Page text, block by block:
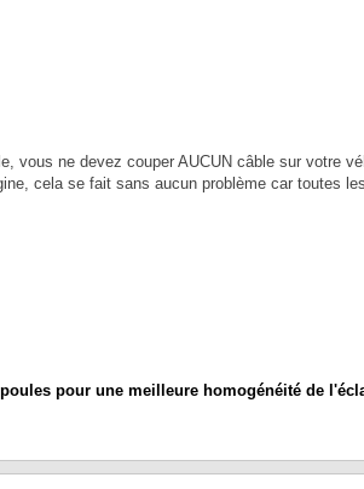
vous ne devez couper AUCUN câble sur votre
cela se fait sans aucun problème car toutes
pour une meilleure homogénéité de